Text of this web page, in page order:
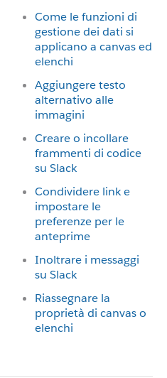
Come le funzioni di
gestione dei dati si
applicano a canvas ed
elenchi
Aggiungere testo
alternativo alle
immagini
Creare o incollare
frammenti di codice
su Slack
Condividere link e
impostare le
preferenze per le
anteprime
Inoltrare i messaggi
su Slack
Riassegnare la
proprietà di canvas o
elenchi